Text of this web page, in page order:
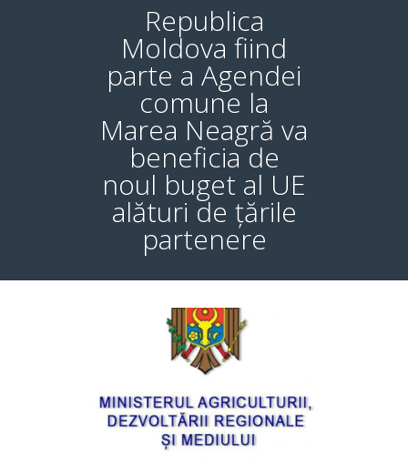
Republica
Moldova fiind
parte a Agendei
comune la
Marea Neagră va
beneficia de
noul buget al UE
alături de țările
partenere